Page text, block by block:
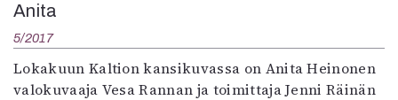
Anita
5/2017
Lokakuun Kaltion kansikuvassa on Anita Heinonen
valokuvaaja Vesa Rannan ja toimittaja Jenni Räinän